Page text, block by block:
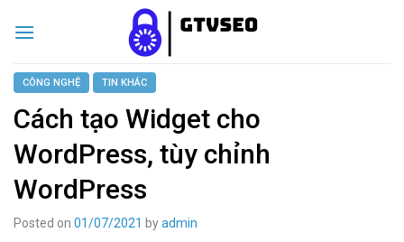
CÔNG NGHỆ TIN KHÁC
Cách tạo Widget cho
WordPress, tùy chỉnh
WordPress
Posted on 01/07/2021 byadmin